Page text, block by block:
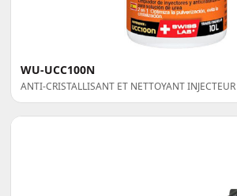
WU-UCC100N
ANTI-CRISTALLISANT ET NETTOYANT INJECTEUR